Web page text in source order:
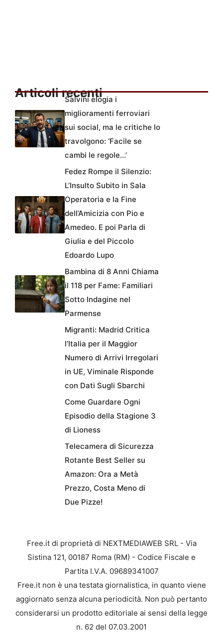
Articoli recenti
Salvini elogia i
miglioramenti ferroviari
sui social, ma le critiche lo
travolgono: ‘Facile se
cambi le regole…’
Fedez Rompe il Silenzio:
L’Insulto Subito in Sala
Operatoria e la Fine
dell’Amicizia con Pio e
Amedeo. E poi Parla di
Giulia e del Piccolo
Edoardo Lupo
Bambina di 8 Anni Chiama
il 118 per Fame: Familiari
Sotto Indagine nel
Parmense
Migranti: Madrid Critica
l’Italia per il Maggior
Numero di Arrivi Irregolari
in UE, Viminale Risponde
con Dati Sugli Sbarchi
Come Guardare Ogni
Episodio della Stagione 3
di Lioness
Telecamera di Sicurezza
Rotante Best Seller su
Amazon: Ora a Metà
Prezzo, Costa Meno di
Due Pizze!
Free.it di proprietà di NEXTMEDIAWEB SRL - Via
Sistina 121, 00187 Roma (RM) - Codice Fiscale e
Partita I.V.A. 09689341007
Free.it non è una testata giornalistica, in quanto viene
aggiornato senza alcuna periodicità. Non può pertanto
considerarsi un prodotto editoriale ai sensi della legge
n. 62 del 07.03.2001